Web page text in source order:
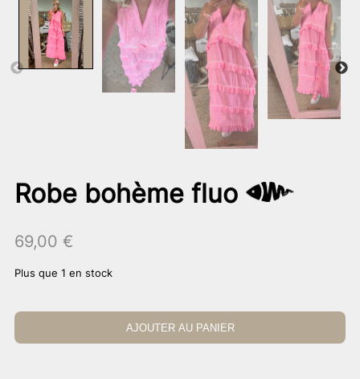
Robe bohème fluo
69,00 €
Plus que 1 en stock
AJOUTER AU PANIER